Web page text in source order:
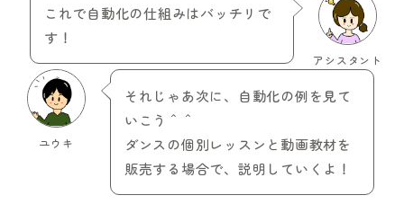
アシスタント
これで自動化の仕組みはバッチリで
す！
ユウキ
それじゃあ次に、自動化の例を見て
いこう＾＾
ダンスの個別レッスンと動画教材を
販売する場合で、説明していくよ！